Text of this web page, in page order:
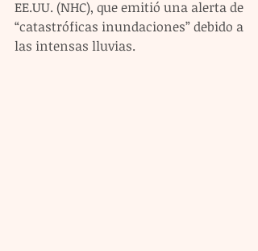
EE.UU. (NHC), que emitió una alerta de
“catastróficas inundaciones” debido a
las intensas lluvias.